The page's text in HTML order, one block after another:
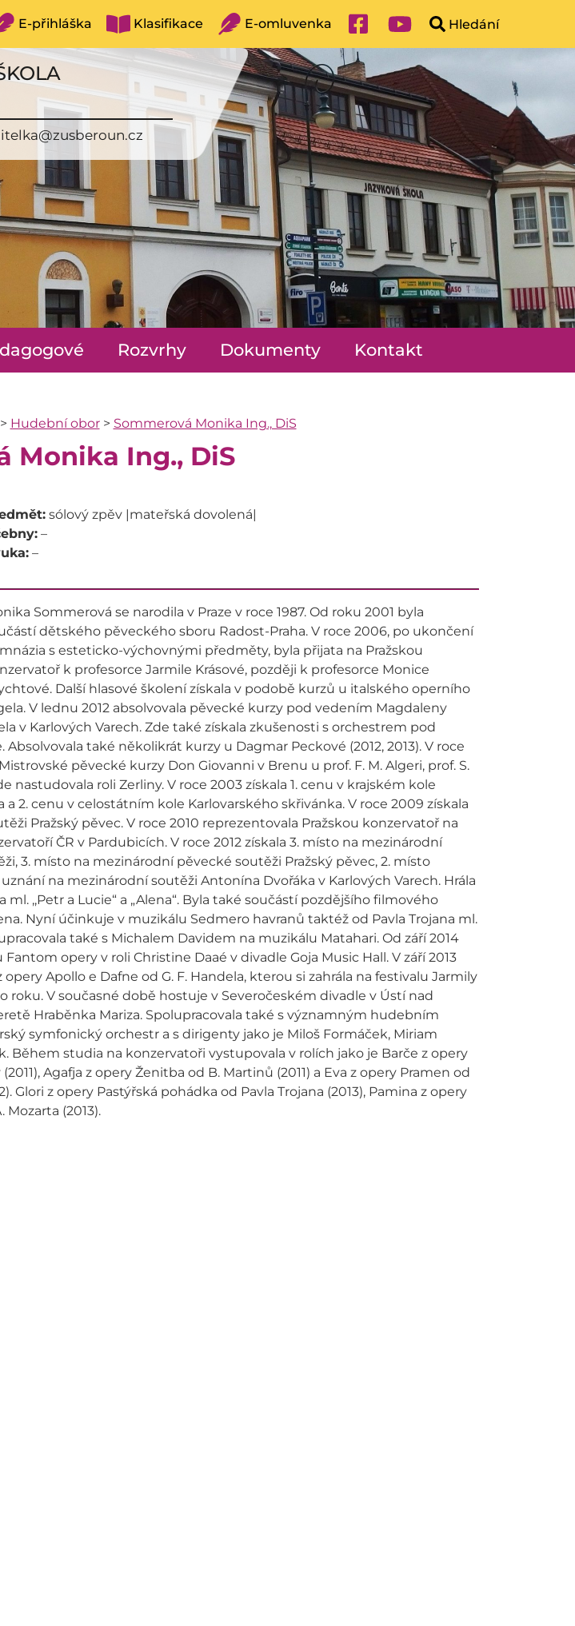
E-přihláška Klasifikace E-omluvenka
Rozvrhy Dokumenty Kontakt
Hudební obor> Sommerová Monika Ing., DiS
Monika Ing., DiS
sólový zpěv |mateřská dovolená|
–
–
Sommerová se narodila v Praze v roce 1987. Od roku 2001 byla
dětského pěveckého sboru Radost-Praha. V roce 2006, po ukončení
s esteticko-výchovnými předměty, byla přijata na Pražskou
k profesorce Jarmile Krásové, později k profesorce Monice
Další hlasové školení získala v podobě kurzů u italského operního
V lednu 2012 absolvovala pěvecké kurzy pod vedením Magdaleny
v Karlových Varech. Zde také získala zkušenosti s orchestrem pod
také několikrát kurzy u Dagmar Peckové (2012, 2013). V roce
pěvecké kurzy Don Giovanni v Brenu u prof. F. M. Algeri, prof. S.
nastudovala roli Zerliny. V roce 2003 získala 1. cenu v krajském kole
a 2. cenu v celostátním kole Karlovarského skřivánka. V roce 2009 získala
Pražský pěvec. V roce 2010 reprezentovala Pražskou konzervatoř na
ČR v Pardubicích. V roce 2012 získala 3. místo na mezinárodní
3. místo na mezinárodní pěvecké soutěži Pražský pěvec, 2. místo
na mezinárodní soutěži Antonína Dvořáka v Karlových Varech. Hrála
ml. ,,Petr a Lucie“ a „Alena“. Byla také součástí pozdějšího filmového
Nyní účinkuje v muzikálu Sedmero havranů taktéž od Pavla Trojana ml.
také s Michalem Davidem na muzikálu Matahari. Od září 2014
opery v roli Christine Daaé v divadle Goja Music Hall. V září 2013
Apollo e Dafne od G. F. Handela, kterou si zahrála na festivalu Jarmily
roku. V současné době hostuje v Severočeském divadle v Ústí nad
Hraběnka Mariza. Spolupracovala také s významným hudebním
symfonický orchestr a s dirigenty jako je Miloš Formáček, Miriam
Během studia na konzervatoři vystupovala v rolích jako je Barče z opery
Agafja z opery Ženitba od B. Martinů (2011) a Eva z opery Pramen od
Glori z opery Pastýřská pohádka od Pavla Trojana (2013), Pamina z opery
(2013).